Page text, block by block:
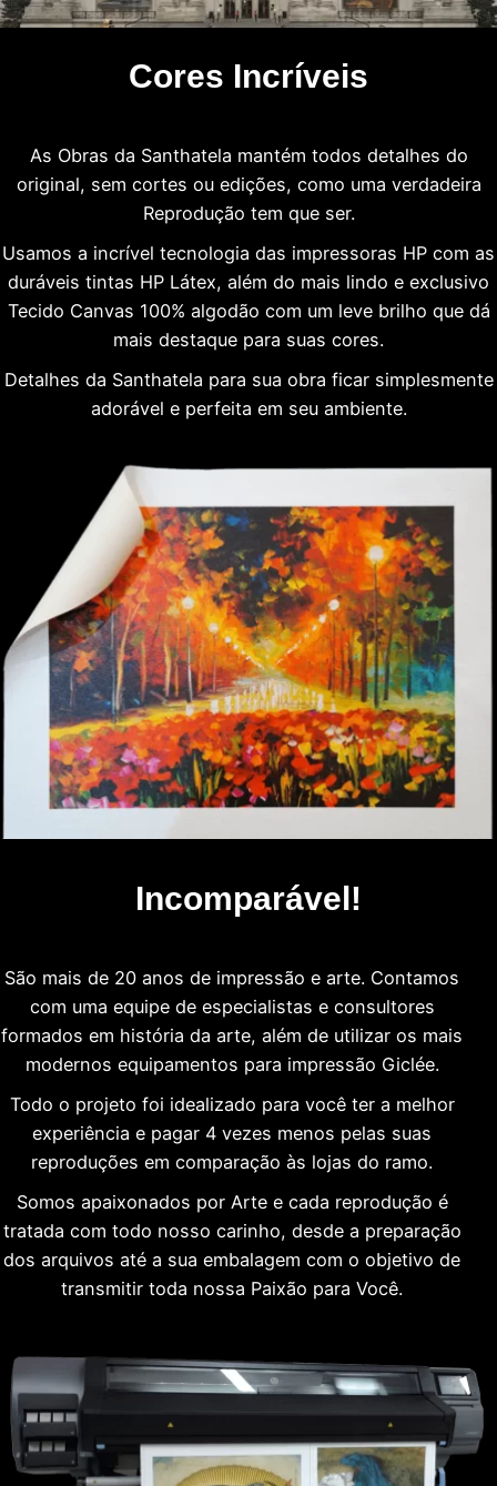
Cores Incríveis
As Obras da Santhatela mantém todos detalhes do
original, sem cortes ou edições, como uma verdadeira
Reprodução tem que ser.
Usamos a incrível tecnologia das impressoras HP com as
duráveis tintas HP Látex, além do mais lindo e exclusivo
Tecido Canvas 100% algodão com um leve brilho que dá
mais destaque para suas cores.
Detalhes da Santhatela para sua obra ficar simplesmente
adorável e perfeita em seu ambiente.
Incomparável!
São mais de 20 anos de impressão e arte. Contamos
com uma equipe de especialistas e consultores
formados em história da arte, além de utilizar os mais
modernos equipamentos para impressão Giclée.
Todo o projeto foi idealizado para você ter a melhor
experiência e pagar 4 vezes menos pelas suas
reproduções em comparação às lojas do ramo.
Somos apaixonados por Arte e cada reprodução é
tratada com todo nosso carinho, desde a preparação
dos arquivos até a sua embalagem com o objetivo de
transmitir toda nossa Paixão para Você.